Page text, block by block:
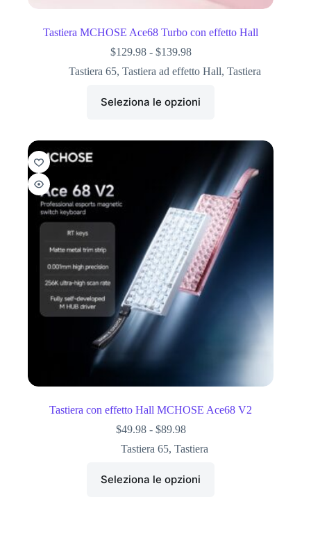
Tastiera MCHOSE Ace68 Turbo con effetto Hall
$129.98 - $139.98
Tastiera 65, Tastiera ad effetto Hall, Tastiera
Seleziona le opzioni
Tastiera con effetto Hall MCHOSE Ace68 V2
$49.98 - $89.98
Tastiera 65,Tastiera
Seleziona le opzioni